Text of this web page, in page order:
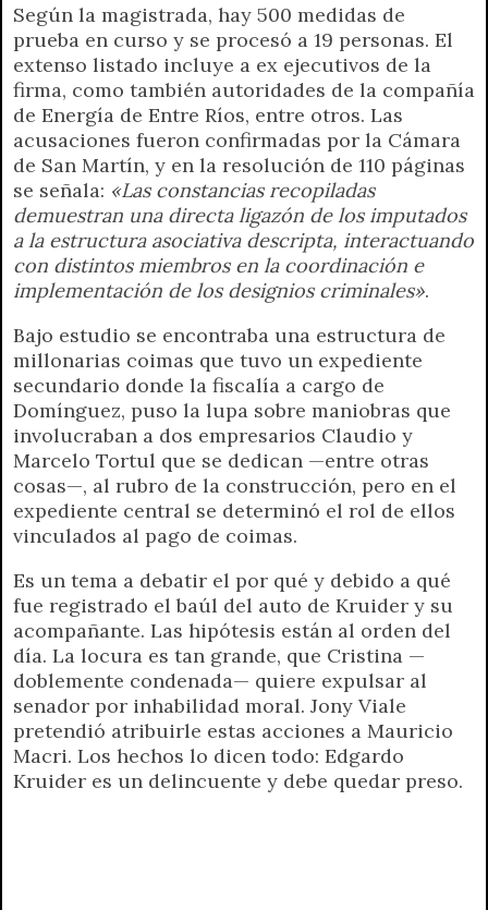
Según la magistrada, hay 500 medidas de
prueba en curso y se procesó a 19 personas. El
extenso listado incluye a ex ejecutivos de la
firma, como también autoridades de la compañía
de Energía de Entre Ríos, entre otros. Las
acusaciones fueron confirmadas por la Cámara
de San Martín, y en la resolución de 110 páginas
se señala: «Las constancias recopiladas
demuestran una directa ligazón de los imputados
a la estructura asociativa descripta, interactuando
con distintos miembros en la coordinación e
implementación de los designios criminales».
Bajo estudio se encontraba una estructura de
millonarias coimas que tuvo un expediente
secundario donde la fiscalía a cargo de
Domínguez, puso la lupa sobre maniobras que
involucraban a dos empresarios Claudio y
Marcelo Tortul que se dedican —entre otras
cosas—, al rubro de la construcción, pero en el
expediente central se determinó el rol de ellos
vinculados al pago de coimas.
Es un tema a debatir el por qué y debido a qué
fue registrado el baúl del auto de Kruider y su
acompañante. Las hipótesis están al orden del
día. La locura es tan grande, que Cristina —
doblemente condenada— quiere expulsar al
senador por inhabilidad moral. Jony Viale
pretendió atribuirle estas acciones a Mauricio
Macri. Los hechos lo dicen todo: Edgardo
Kruider es un delincuente y debe quedar preso.